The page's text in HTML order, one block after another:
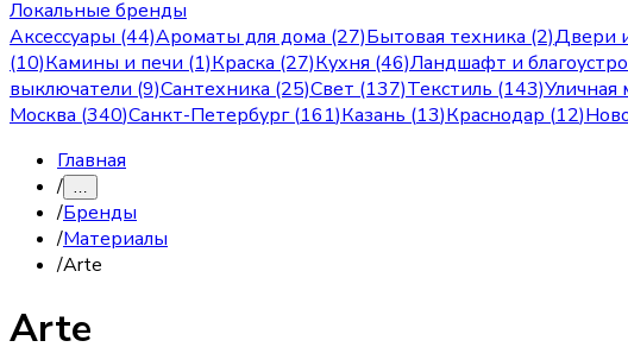
Локальные бренды
Аксессуары (44)Ароматы для дома (27)Бытовая техника (2)Двери
(10)Камины и печи (1)Краска (27)Кухня (46)Ландшафт и
выключатели (9)Сантехника (25)Свет (137)Текстиль (143)Уличная
Москва (340)Санкт-Петербург(161)Казань (13)Краснодар (12)
Главная
/ …
/Бренды
/Материалы
/Arte
Arte